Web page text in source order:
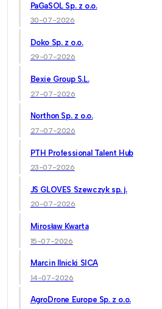
PaGaSOL Sp. z o.o.
30-07-2026
Doko Sp. z o.o.
29-07-2026
Bexie Group S.L.
27-07-2026
Northon Sp. z o.o.
27-07-2026
PTH Professional Talent Hub
23-07-2026
JS GLOVES Szewczyk sp. j.
20-07-2026
Mirosław Kwarta
15-07-2026
Marcin Ilnicki SICA
14-07-2026
AgroDrone Europe Sp. z o.o.